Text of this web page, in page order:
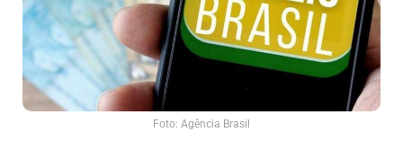
Foto: Agência Brasil